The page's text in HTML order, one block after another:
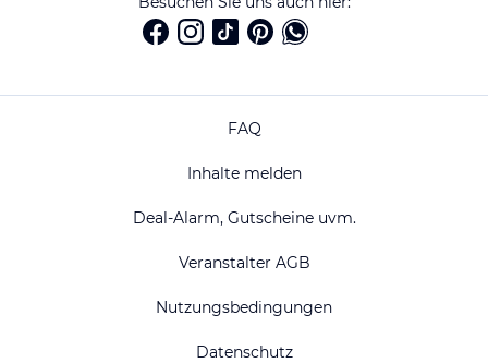
FAQ
Inhalte melden
Deal-Alarm, Gutscheine uvm.
Veranstalter AGB
Nutzungsbedingungen
Datenschutz